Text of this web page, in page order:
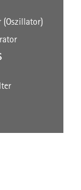
(Oszillator)